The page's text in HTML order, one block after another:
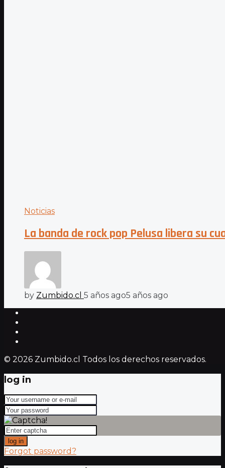
Noticias
La banda de rock pop Pelusa libera su
by Zumbido.cl 5 años ago5 años ago
© 2026 Zumbido.cl Todos los derechos reservados.
log in
log in
Forgot password?